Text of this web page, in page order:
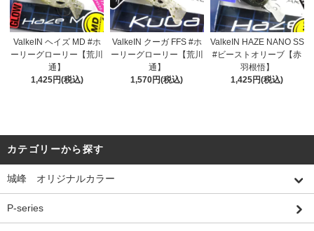
ValkeIN ヘイズ MD #ホ
ーリーグローリー【荒川
通】
1,425円(税込)
ValkeIN クーガ FFS #ホ
ーリーグローリー【荒川
通】
1,570円(税込)
ValkeIN HAZE NANO SS
#ビーストオリーブ【赤
羽根悟】
1,425円(税込)
カテゴリーから探す
城峰 オリジナルカラー
P-series